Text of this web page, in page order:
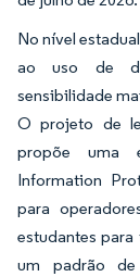
No nível
ao uso de
sensibilidade
O projeto de
propõe uma
Information
para
estudantes
um padrão